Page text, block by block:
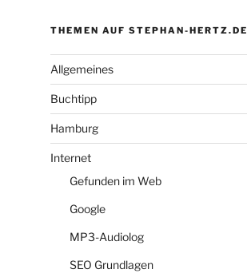
THEMEN AUF STEPHAN-HERTZ.DE
Allgemeines
Buchtipp
Hamburg
Internet
Gefunden im Web
Google
MP3-Audiolog
SEO Grundlagen